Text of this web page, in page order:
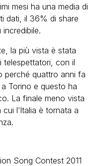
mesi ha una media di
dati, il 36% di share
incredibile.
la più vista è stata
telespettatori, con il
perché quattro anni fa
Torino e questo ha
La finale meno vista
cui l’Italia è tornata a
Song Contest 2011